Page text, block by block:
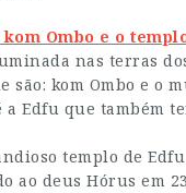
Ombo e o
nas terras
kom Ombo e o
Edfu que também
templo de
ao deus Hórus em